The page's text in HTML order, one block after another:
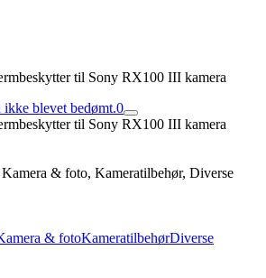
til Sony RX100 III kamera
blevet bedømt.0
til Sony RX100 III kamera
& foto, Kameratilbehør, Diverse
& fotoKameratilbehørDiverse